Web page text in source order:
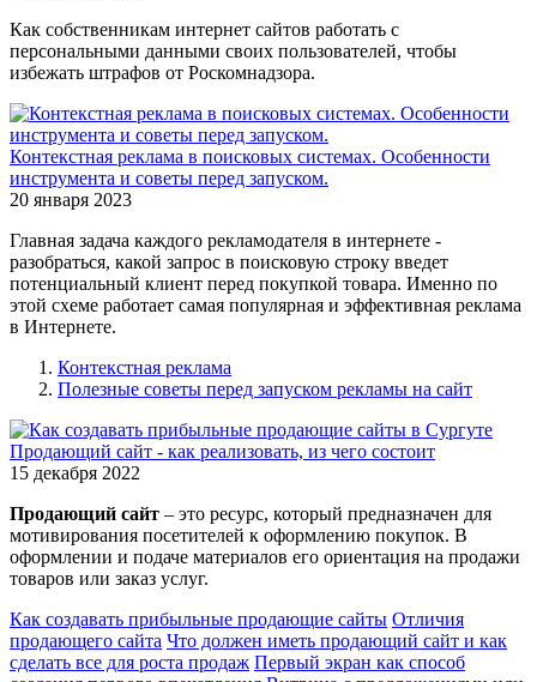
Как собственникам интернет сайтов работать с
персональными данными своих пользователей, чтобы
избежать штрафов от Роскомнадзора.
Контекстная реклама в поисковых системах. Особенности
инструмента и советы перед запуском.
20 января 2023
Главная задача каждого рекламодателя в интернете -
разобраться, какой запрос в поисковую строку введет
потенциальный клиент перед покупкой товара. Именно по
этой схеме работает самая популярная и эффективная реклама
в Интернете.
Контекстная реклама
Полезные советы перед запуском рекламы на сайт
Продающий сайт - как реализовать, из чего состоит
15 декабря 2022
Продающий сайт – это ресурс, который предназначен для
мотивирования посетителей к оформлению покупок. В
оформлении и подаче материалов его ориентация на продажи
товаров или заказ услуг.
Как создавать прибыльные продающие сайты Отличия
продающего сайта Что должен иметь продающий сайт и как
сделать все для роста продаж Первый экран как способ